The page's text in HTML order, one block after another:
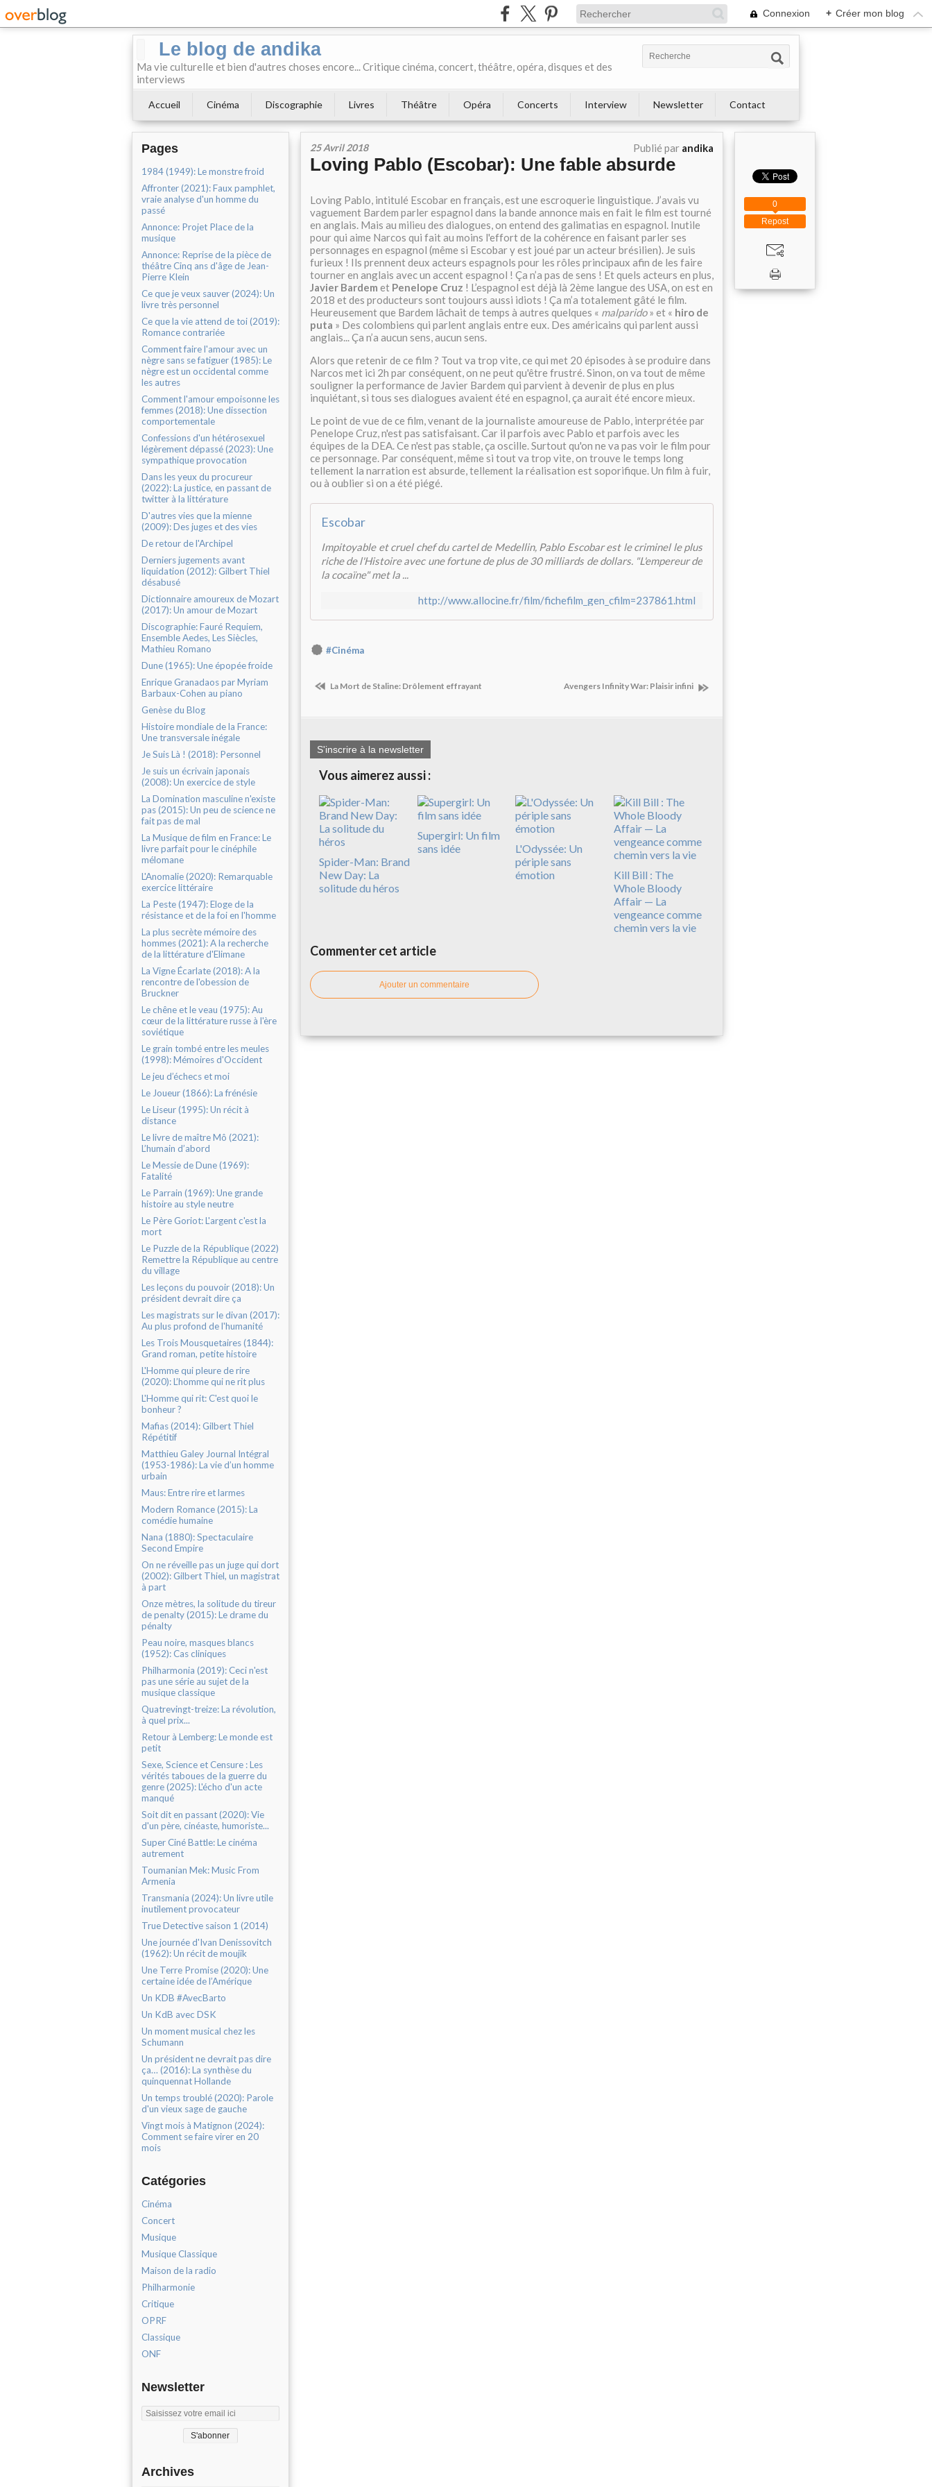
Connexion + Créer mon blog
Le blog de andika
Ma vie culturelle et bien d'autres choses encore... Critique cinéma, concert, théâtre, opéra, disques et des
interviews
Accueil Cinéma Discographie Livres Théâtre Opéra Concerts Interview Newsletter Contact
Pages
1984 (1949): Le monstre froid
Affronter (2021): Faux pamphlet,
vraie analyse d'un homme du
passé
Annonce: Projet Place de la
musique
Annonce: Reprise de la pièce de
théâtre Cinq ans d'âge de Jean-
Pierre Klein
Ce que je veux sauver (2024): Un
livre très personnel
Ce que la vie attend de toi (2019):
Romance contrariée
Comment faire l'amour avec un
nègre sans se fatiguer (1985): Le
nègre est un occidental comme
les autres
Comment l'amour empoisonne les
femmes (2018): Une dissection
comportementale
Confessions d'un hétérosexuel
légèrement dépassé (2023): Une
sympathique provocation
Dans les yeux du procureur
(2022): La justice, en passant de
twitter à la littérature
D'autres vies que la mienne
(2009): Des juges et des vies
De retour de l'Archipel
Derniers jugements avant
liquidation (2012): Gilbert Thiel
désabusé
Dictionnaire amoureux de Mozart
(2017): Un amour de Mozart
Discographie: Fauré Requiem,
Ensemble Aedes, Les Siècles,
Mathieu Romano
Dune (1965): Une épopée froide
Enrique Granadaos par Myriam
Barbaux-Cohen au piano
Genèse du Blog
Histoire mondiale de la France:
Une transversale inégale
Je Suis Là ! (2018): Personnel
Je suis un écrivain japonais
(2008): Un exercice de style
La Domination masculine n'existe
pas (2015): Un peu de science ne
fait pas de mal
La Musique de film en France: Le
livre parfait pour le cinéphile
mélomane
L'Anomalie (2020): Remarquable
exercice littéraire
La Peste (1947): Eloge de la
résistance et de la foi en l'homme
La plus secrète mémoire des
hommes (2021): A la recherche
de la littérature d'Elimane
La Vigne Écarlate (2018): A la
rencontre de l'obession de
Bruckner
Le chêne et le veau (1975): Au
cœur de la littérature russe à l'ère
soviétique
Le grain tombé entre les meules
(1998): Mémoires d'Occident
Le jeu d’échecs et moi
Le Joueur (1866): La frénésie
Le Liseur (1995): Un récit à
distance
Le livre de maître Mô (2021):
L’humain d’abord
Le Messie de Dune (1969):
Fatalité
Le Parrain (1969): Une grande
histoire au style neutre
Le Père Goriot: L'argent c'est la
mort
Le Puzzle de la République (2022)
Remettre la République au centre
du village
Les leçons du pouvoir (2018): Un
président devrait dire ça
Les magistrats sur le divan (2017):
Au plus profond de l'humanité
Les Trois Mousquetaires (1844):
Grand roman, petite histoire
L'Homme qui pleure de rire
(2020): L’homme qui ne rit plus
L'Homme qui rit: C'est quoi le
bonheur ?
Mafias (2014): Gilbert Thiel
Répétitif
Matthieu Galey Journal Intégral
(1953-1986): La vie d’un homme
urbain
Maus: Entre rire et larmes
Modern Romance (2015): La
comédie humaine
Nana (1880): Spectaculaire
Second Empire
On ne réveille pas un juge qui dort
(2002): Gilbert Thiel, un magistrat
à part
Onze mètres, la solitude du tireur
de penalty (2015): Le drame du
pénalty
Peau noire, masques blancs
(1952): Cas cliniques
Philharmonia (2019): Ceci n'est
pas une série au sujet de la
musique classique
Quatrevingt-treize: La révolution,
à quel prix...
Retour à Lemberg: Le monde est
petit
Sexe, Science et Censure : Les
vérités taboues de la guerre du
genre (2025): L'écho d'un acte
manqué
Soit dit en passant (2020): Vie
d'un père, cinéaste, humoriste...
Super Ciné Battle: Le cinéma
autrement
Toumanian Mek: Music From
Armenia
Transmania (2024): Un livre utile
inutilement provocateur
True Detective saison 1 (2014)
Une journée d'Ivan Denissovitch
(1962): Un récit de moujik
Une Terre Promise (2020): Une
certaine idée de l’Amérique
Un KDB #AvecBarto
Un KdB avec DSK
Un moment musical chez les
Schumann
Un président ne devrait pas dire
ça… (2016): La synthèse du
quinquennat Hollande
Un temps troublé (2020): Parole
d'un vieux sage de gauche
Vingt mois à Matignon (2024):
Comment se faire virer en 20
mois
Catégories
Cinéma
Concert
Musique
Musique Classique
Maison de la radio
Philharmonie
Critique
OPRF
Classique
ONF
Newsletter
Archives
25 Avril 2018 Publié par andika
Loving Pablo (Escobar): Une fable absurde
Loving Pablo, intitulé Escobar en français, est une escroquerie linguistique. J’avais vu
vaguement Bardem parler espagnol dans la bande annonce mais en fait le film est tourné
en anglais. Mais au milieu des dialogues, on entend des galimatias en espagnol. Inutile
pour qui aime Narcos qui fait au moins l'effort de la cohérence en faisant parler ses
personnages en espagnol (même si Escobar y est joué par un acteur brésilien). Je suis
furieux ! Ils prennent deux acteurs espagnols pour les rôles principaux afin de les faire
tourner en anglais avec un accent espagnol ! Ça n’a pas de sens ! Et quels acteurs en plus,
Javier Bardem et Penelope Cruz ! L’espagnol est déjà là 2ème langue des USA, on est en
2018 et des producteurs sont toujours aussi idiots ! Ça m’a totalement gâté le film.
Heureusement que Bardem lâchait de temps à autres quelques « malparido» et « hiro de
puta » Des colombiens qui parlent anglais entre eux. Des américains qui parlent aussi
anglais... Ça n’a aucun sens, aucun sens.
Alors que retenir de ce film ? Tout va trop vite, ce qui met 20 épisodes à se produire dans
Narcos met ici 2h par conséquent, on ne peut qu'être frustré. Sinon, on va tout de même
souligner la performance de Javier Bardem qui parvient à devenir de plus en plus
inquiétant, si tous ses dialogues avaient été en espagnol, ça aurait été encore mieux.
Le point de vue de ce film, venant de la journaliste amoureuse de Pablo, interprétée par
Penelope Cruz, n'est pas satisfaisant. Car il parfois avec Pablo et parfois avec les
équipes de la DEA. Ce n'est pas stable, ça oscille. Surtout qu'on ne va pas voir le film pour
ce personnage. Par conséquent, même si tout va trop vite, on trouve le temps long
tellement la narration est absurde, tellement la réalisation est soporifique. Un film à fuir,
ou à oublier si on a été piégé.
Escobar
Impitoyable et cruel chef du cartel de Medellin, Pablo Escobar est le criminel le plus
riche de l'Histoire avec une fortune de plus de 30 milliards de dollars. "L'empereur de
la cocaïne" met la ...
http://www.allocine.fr/film/fichefilm_gen_cfilm=237861.html
#Cinéma
La Mort de Staline: Drôlement effrayant Avengers Infinity War: Plaisir infini
S'inscrire à la newsletter
Vous aimerez aussi :
Spider-Man: Brand
New Day: La
solitude du héros
Supergirl: Un film
sans idée
L'Odyssée: Un
périple sans
émotion
Kill Bill : The
Whole Bloody
Affair — La
vengeance comme
chemin vers la vie
Commenter cet article
Ajouter un commentaire
Repost
0